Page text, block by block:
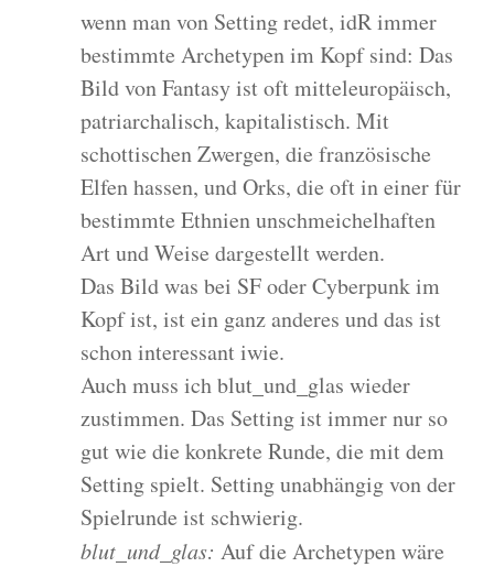
wenn man von Setting redet, idR immer
bestimmte Archetypen im Kopf sind: Das
Bild von Fantasy ist oft mitteleuropäisch,
patriarchalisch, kapitalistisch. Mit
schottischen Zwergen, die französische
Elfen hassen, und Orks, die oft in einer für
bestimmte Ethnien unschmeichelhaften
Art und Weise dargestellt werden.
Das Bild was bei SF oder Cyberpunk im
Kopf ist, ist ein ganz anderes und das ist
schon interessant iwie.
Auch muss ich blut_und_glas wieder
zustimmen. Das Setting ist immer nur so
gut wie die konkrete Runde, die mit dem
Setting spielt. Setting unabhängig von der
Spielrunde ist schwierig.
blut_und_glas: Auf die Archetypen wäre